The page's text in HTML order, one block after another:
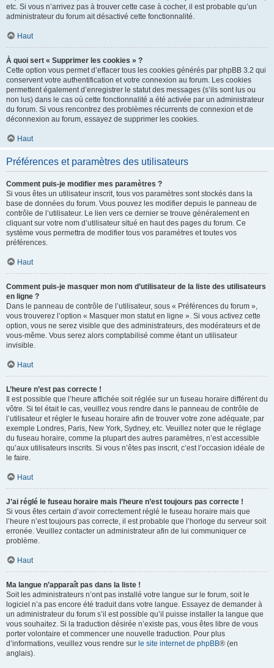
etc. Si vous n’arrivez pas à trouver cette case à cocher, il est probable qu’un
administrateur du forum ait désactivé cette fonctionnalité.
Haut
À quoi sert « Supprimer les cookies » ?
Cette option vous permet d’effacer tous les cookies générés par phpBB 3.2 qui
conservent votre authentification et votre connexion au forum. Les cookies
permettent également d’enregistrer le statut des messages (s’ils sont lus ou
non lus) dans le cas où cette fonctionnalité a été activée par un administrateur
du forum. Si vous rencontrez des problèmes récurrents de connexion et de
déconnexion au forum, essayez de supprimer les cookies.
Haut
Préférences et paramètres des utilisateurs
Comment puis-je modifier mes paramètres ?
Si vous êtes un utilisateur inscrit, tous vos paramètres sont stockés dans la
base de données du forum. Vous pouvez les modifier depuis le panneau de
contrôle de l’utilisateur. Le lien vers ce dernier se trouve généralement en
cliquant sur votre nom d’utilisateur situé en haut des pages du forum. Ce
système vous permettra de modifier tous vos paramètres et toutes vos
préférences.
Haut
Comment puis-je masquer mon nom d’utilisateur de la liste des utilisateurs
en ligne ?
Dans le panneau de contrôle de l’utilisateur, sous « Préférences du forum »,
vous trouverez l’option « Masquer mon statut en ligne ». Si vous activez cette
option, vous ne serez visible que des administrateurs, des modérateurs et de
vous-même. Vous serez alors comptabilisé comme étant un utilisateur
invisible.
Haut
L’heure n’est pas correcte !
Il est possible que l’heure affichée soit réglée sur un fuseau horaire différent du
vôtre. Si tel était le cas, veuillez vous rendre dans le panneau de contrôle de
l’utilisateur et régler le fuseau horaire afin de trouver votre zone adéquate, par
exemple Londres, Paris, New York, Sydney, etc. Veuillez noter que le réglage
du fuseau horaire, comme la plupart des autres paramètres, n’est accessible
qu’aux utilisateurs inscrits. Si vous n’êtes pas inscrit, c’est l’occasion idéale de
le faire.
Haut
J’ai réglé le fuseau horaire mais l’heure n’est toujours pas correcte !
Si vous êtes certain d’avoir correctement réglé le fuseau horaire mais que
l’heure n’est toujours pas correcte, il est probable que l’horloge du serveur soit
erronée. Veuillez contacter un administrateur afin de lui communiquer ce
problème.
Haut
Ma langue n’apparaît pas dans la liste !
Soit les administrateurs n’ont pas installé votre langue sur le forum, soit le
logiciel n’a pas encore été traduit dans votre langue. Essayez de demander à
un administrateur du forum s’il est possible qu’il puisse installer la langue que
vous souhaitez. Si la traduction désirée n’existe pas, vous êtes libre de vous
porter volontaire et commencer une nouvelle traduction. Pour plus
d’informations, veuillez vous rendre sur le site internet de phpBB® (en
anglais).